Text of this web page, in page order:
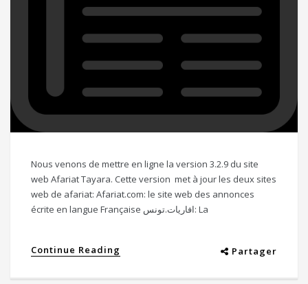
Nous venons de mettre en ligne la version 3.2.9 du site
web Afariat Tayara. Cette version met à jour les deux sites
web de afariat: Afariat.com: le site web des annonces
écrite en langue Française افاريات.تونس: La
Continue Reading Partager